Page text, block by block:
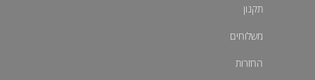
תקנון
משלוחים
החזרות